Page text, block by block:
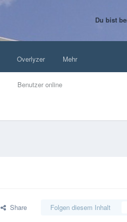
Du bist
Benutzer online
Overlyzer Mehr
Share Folgen diesem Inhalt